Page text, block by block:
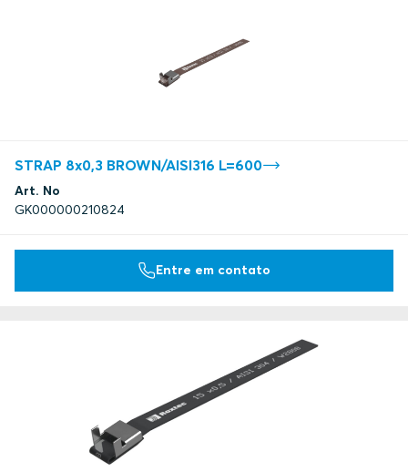
STRAP 8x0,3 BROWN/AISI316 L=600
Art. No
GK000000210824
Entre em contato